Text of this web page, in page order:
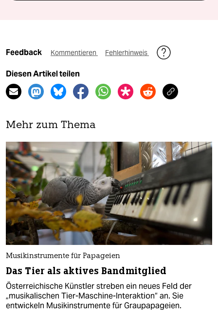
Feedback Kommentieren Fehlerhinweis
Diesen Artikel teilen
Mehr zum Thema
Musikinstrumente für Papageien
Das Tier als aktives Bandmitglied
Österreichische Künstler streben ein neues Feld der
„musikalischen Tier-Maschine-Interaktion“ an. Sie
entwickeln Musikinstrumente für Graupapageien.